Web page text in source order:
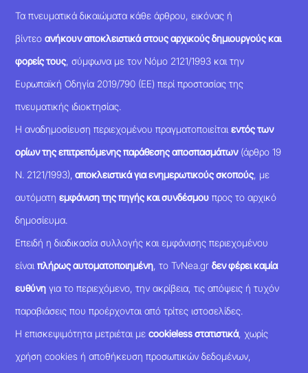
Τα πνευματικά δικαιώματα κάθε άρθρου, εικόνας ή
βίντεοανήκουν αποκλειστικά στους αρχικούς δημιουργούς και
φορείς τους , σύμφωνα με τον Νόμο 2121/1993 και την
Ευρωπαϊκή Οδηγία 2019/790 (ΕΕ) περί προστασίας της
πνευματικής ιδιοκτησίας.
Η αναδημοσίευση περιεχομένου πραγματοποιείταιεντός των
ορίων της επιτρεπόμενης παράθεσης αποσπασμάτων(άρθρο 19
Ν. 2121/1993), αποκλειστικά για ενημερωτικούς σκοπούς , με
αυτόματηεμφάνιση της πηγής και συνδέσμου προς το αρχικό
δημοσίευμα.
Επειδή η διαδικασία συλλογής και εμφάνισης περιεχομένου
είναιπλήρως αυτοματοποιημένη , το TvNea.grδεν φέρει καμία
ευθύνη για το περιεχόμενο, την ακρίβεια, τις απόψεις ή τυχόν
παραβιάσεις που προέρχονται από τρίτες ιστοσελίδες.
Η επισκεψιμότητα μετριέται μεcookieless στατιστικά, χωρίς
χρήση cookies ή αποθήκευση προσωπικών δεδομένων,